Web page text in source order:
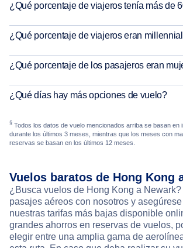
¿Qué porcentaje de viajeros tenía más de
¿Qué porcentaje de viajeros eran
¿Qué porcentaje de los pasajeros eran
¿Qué días hay más opciones de vuelo?
§ Todos los datos de vuelo mencionados arriba se basan en
durante los últimos 3 meses, mientras que los meses con
reservas se basan en los últimos 12 meses.
Vuelos baratos de Hong Kong
¿Busca vuelos de Hong Kong a
pasajes aéreos con nosotros y
nuestras tarifas más bajas disponible
grandes ahorros en reservas de vuelos,
elegir entre una amplia gama de